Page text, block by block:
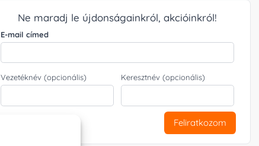
Ne maradj le újdonságainkról, akcióinkról!
E-mail címed
Vezetéknév (opcionális) Keresztnév (opcionális)
Feliratkozom